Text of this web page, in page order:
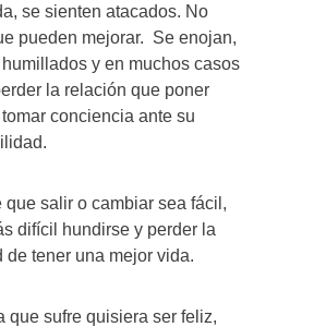
se sienten atacados. No
pueden mejorar. Se enojan,
y en muchos casos
la relación que poner
conciencia ante su
que salir o cambiar sea fácil,
difícil hundirse y perder la
de tener una mejor vida.
que sufre quisiera ser feliz,